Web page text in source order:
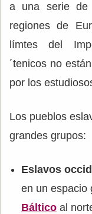
a una serie de
regiones de
límtes del
´tenicos no
por los
Los pueblos
grandes grupos:
Eslavos
en un espacio
Báltico al